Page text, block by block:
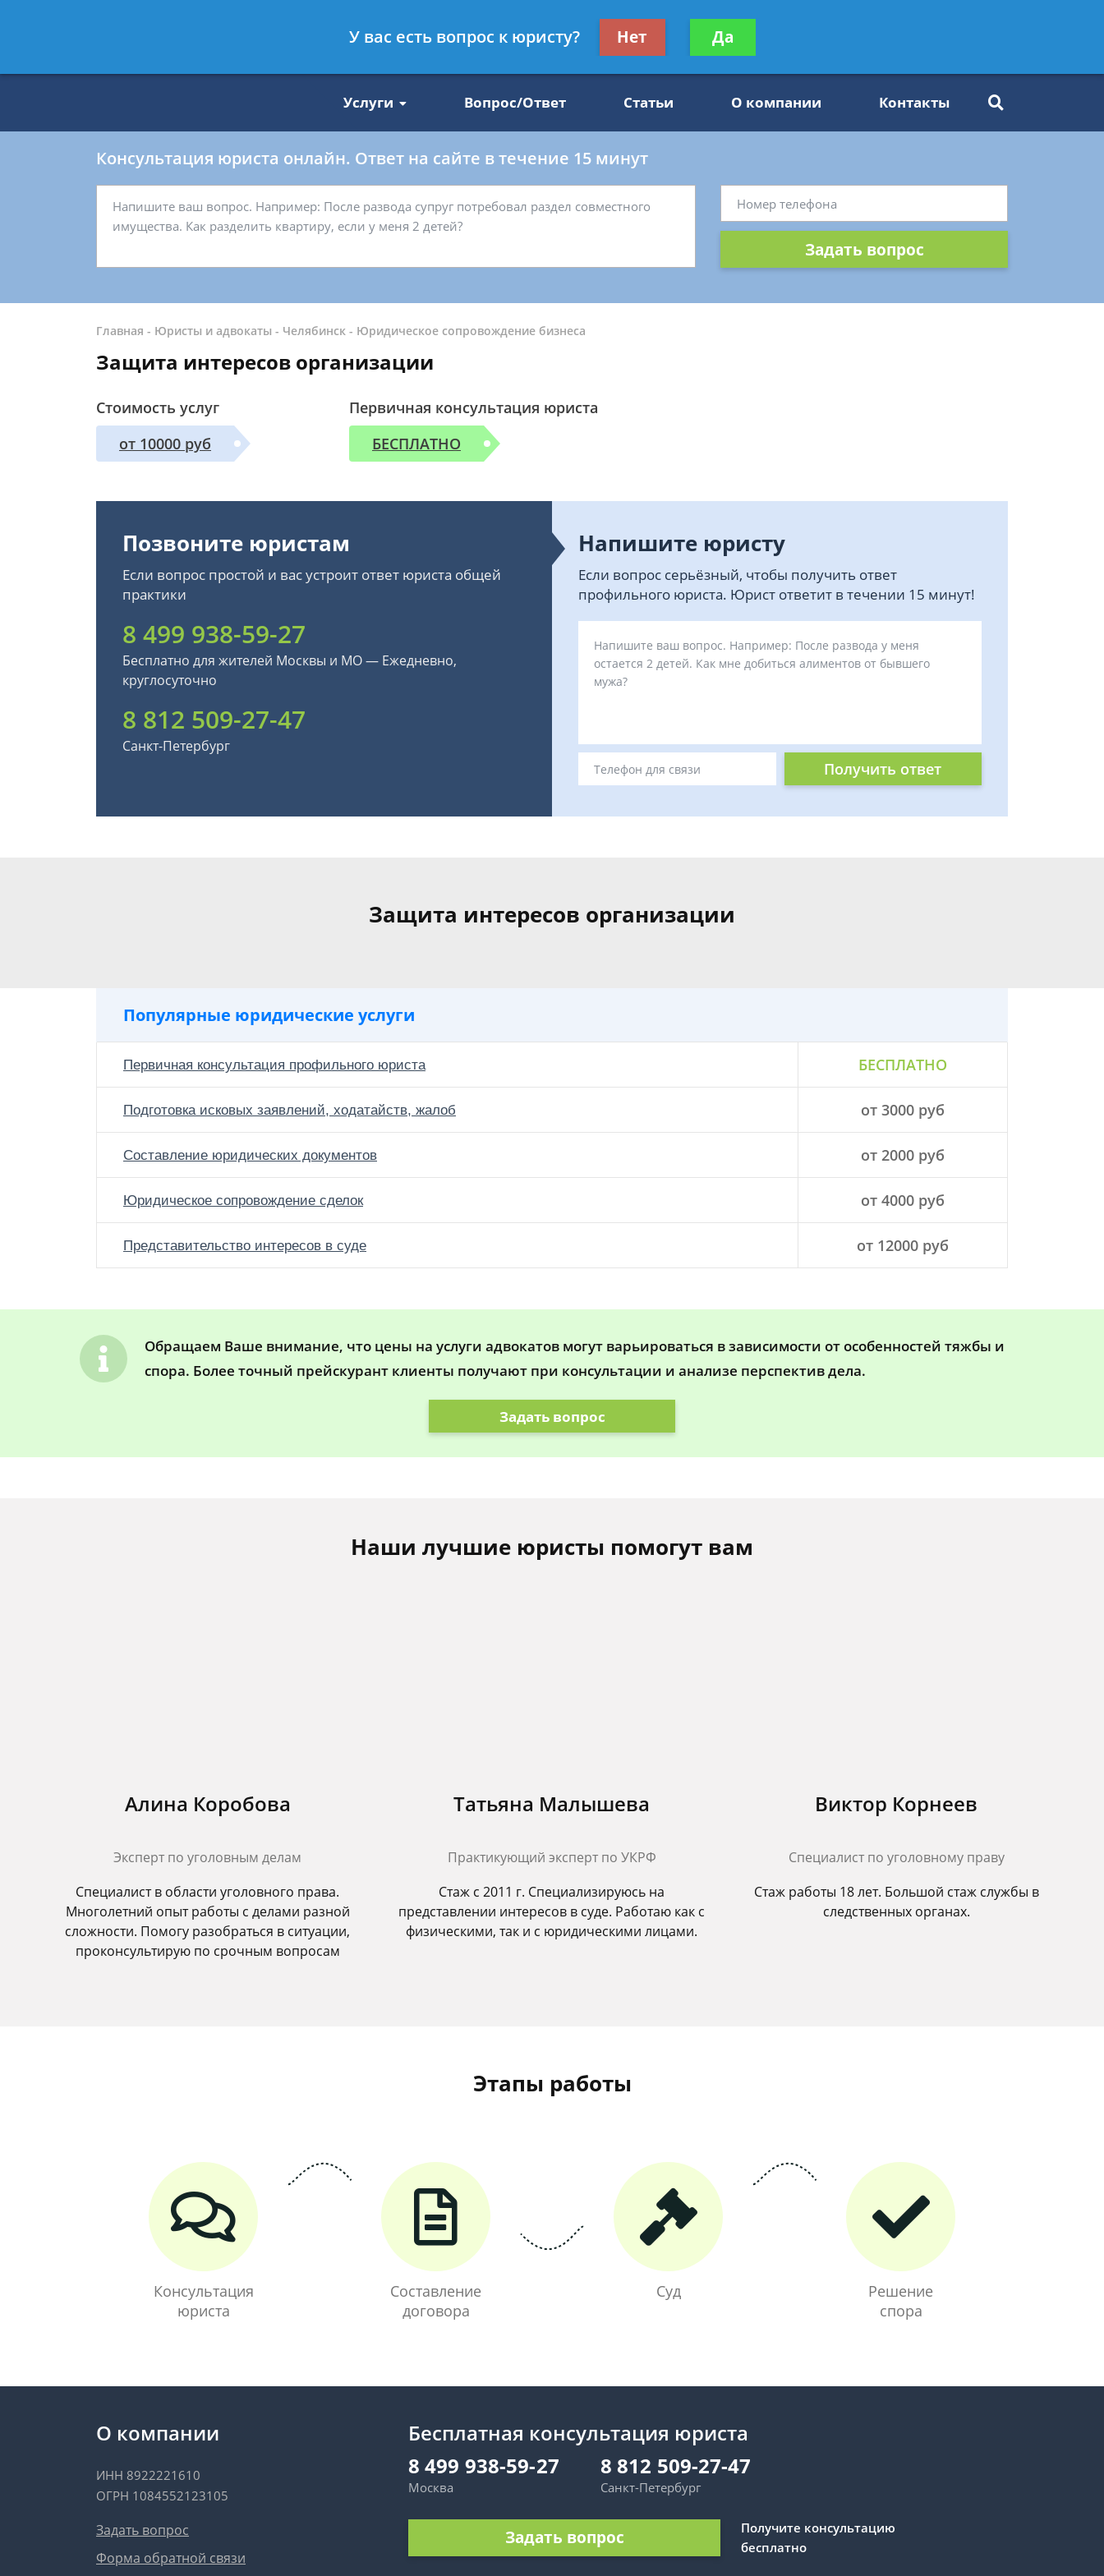
8 812 509-27-47
Получите консультацию
бесплатно
Услуги Вопрос/Ответ Статьи О компании Контакты
Консультация юриста онлайн. Ответ на сайте в течение 15 минут
Задать вопрос
Главная - Юристы и адвокаты - Челябинск - Юридическое сопровождение бизнеса
Защита интересов организации
Стоимость услуг
от 10000 руб
Первичная консультация юриста
БЕСПЛАТНО
Позвоните юристам
Если вопрос простой и вас устроит ответ юриста общей
практики
8 499 938-59-27
Бесплатно для жителей Москвы и МО — Ежедневно,
круглосуточно
8 812 509-27-47
Санкт-Петербург
Напишите юристу
Если вопрос серьёзный, чтобы получить ответ
профильного юриста. Юрист ответит в течении 15 минут!
Получить ответ
Защита интересов организации
Популярные юридические услуги
Первичная консультация профильного юриста БЕСПЛАТНО
Подготовка исковых заявлений, ходатайств, жалоб от 3000 руб
Составление юридических документов от 2000 руб
Юридическое сопровождение сделок от 4000 руб
Представительство интересов в суде от 12000 руб
Обращаем Ваше внимание, что цены на услуги адвокатов могут варьироваться в зависимости от особенностей тяжбы и
спора. Более точный прейскурант клиенты получают при консультации и анализе перспектив дела.
Задать вопрос
Наши лучшие юристы помогут вам
Алина Коробова
Эксперт по уголовным делам
Специалист в области уголовного права.
Многолетний опыт работы с делами разной
сложности. Помогу разобраться в ситуации,
проконсультирую по срочным вопросам
Татьяна Малышева
Практикующий эксперт по УКРФ
Стаж с 2011 г. Специализируюсь на
представлении интересов в суде. Работаю как с
физическими, так и с юридическими лицами.
Виктор Корнеев
Cпециалист по уголовному праву
Стаж работы 18 лет. Большой стаж службы в
следственных органах.
Этапы работы
Консультация
юриста
Составление
договора
Суд
Решение
спора
О компании
ИНН 8922221610
ОГРН 1084552123105
Задать вопрос
Форма обратной связи
Бесплатная консультация юриста
8 499 938-59-27
Москва
8 812 509-27-47
Санкт-Петербург
Задать вопрос
Получите консультацию
бесплатно
У вас есть вопрос к юристу? Нет Да